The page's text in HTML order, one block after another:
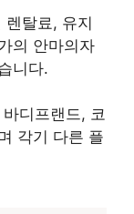
렌탈료, 유지
의 안마의자
니다.
디프랜드, 코
각기 다른 플